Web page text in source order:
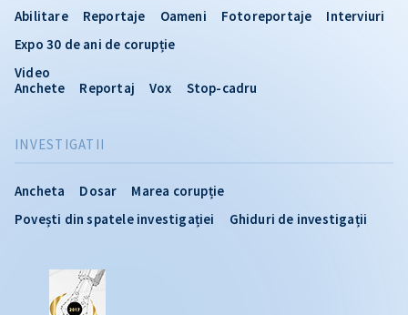
INVESTIGATII
Ancheta Dosar
Marea corupție
Povești din spatele investigației
Ghiduri de investigații
Abilitare Reportaje Oameni Fotoreportaje
Interviuri
Expo 30 de ani de corupție
Video
Anchete
Reportaj Vox Stop-cadru